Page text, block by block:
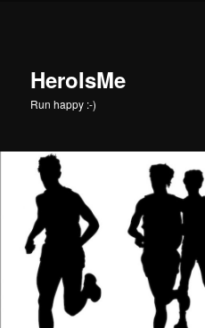
inhoudHeroIsMe
Run happy :-)